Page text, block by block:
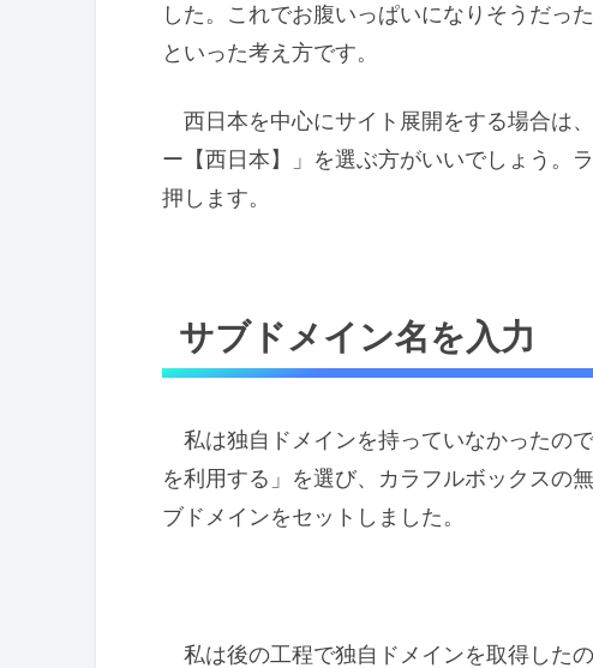
した。これでお腹いっぱいになりそうだっ
といった考え方です。
西日本を中心にサイト展開をする場合は
ー【西日本】」を選ぶ方がいいでしょう。
押します。
サブドメイン名を入力
私は独自ドメインを持っていなかったの
を利用する」を選び、カラフルボックスの
ブドメインをセットしました。
私は後の工程で独自ドメインを取得した